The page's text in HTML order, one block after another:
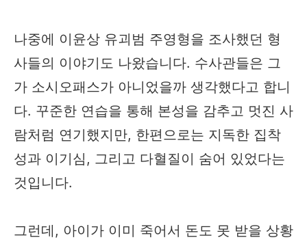
나중에 이윤상 유괴범 주영형을 조사했던 형
사들의 이야기도 나왔습니다. 수사관들은 그
가 소시오패스가 아니었을까 생각했다고 합니
다. 꾸준한 연습을 통해 본성을 감추고 멋진 사
람처럼 연기했지만, 한편으로는 지독한 집착
성과 이기심, 그리고 다혈질이 숨어 있었다는
것입니다.
그런데, 아이가 이미 죽어서 돈도 못 받을 상황